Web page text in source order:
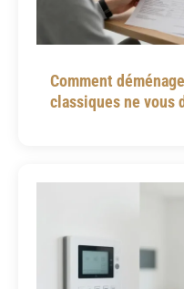
Comment
classiques ne vous